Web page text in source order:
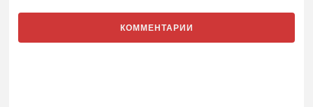
КОММЕНТАРИИ